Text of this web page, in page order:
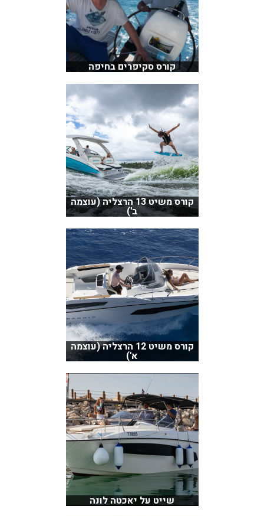
קורס סקיפרים בחיפה
קורס משיט 13 הרצליה (עוצמה
ב')
קורס משיט 12 הרצליה (עוצמה
א')
שייט על יאכטה לונה